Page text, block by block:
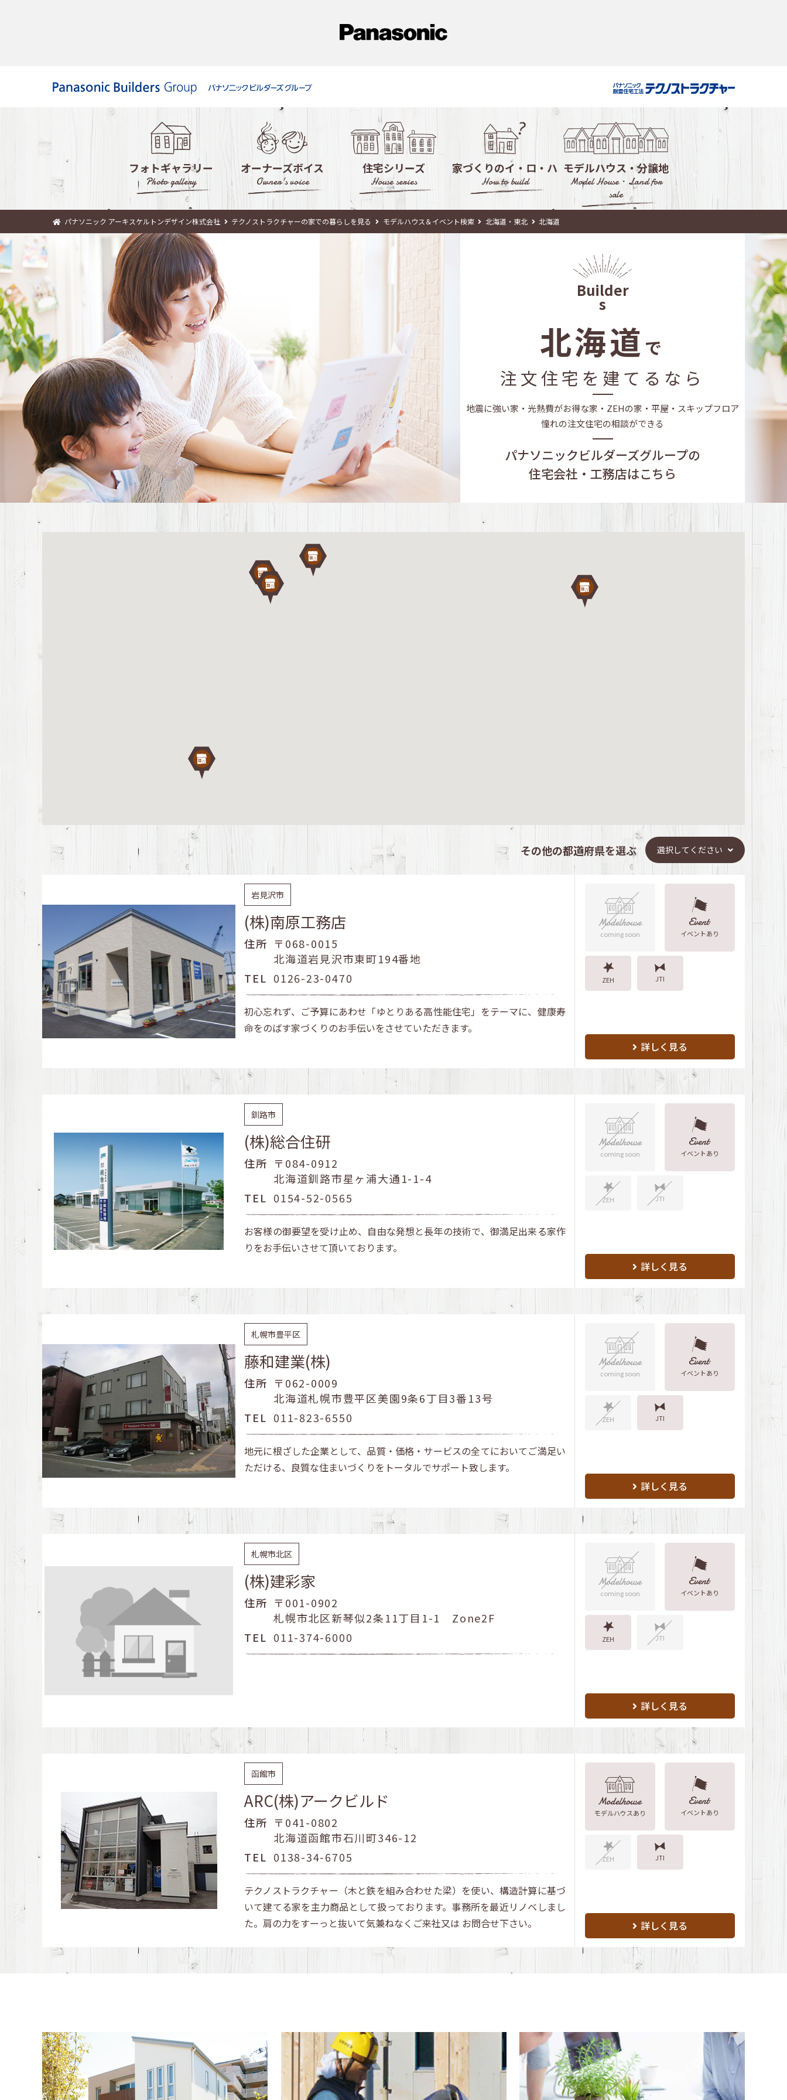
フォトギャラリー
Photo gallery
オーナーズボイス
Owner's voice
住宅シリーズ
House series
家づくりのイ・ロ・ハ
How to build
徹底活用！モデルハウス
｢転機｣への備え！｢わが家を貸す｣準備
快適のヒミツ！そのカギは「断熱」
長持ちする家！だからこそ「保証」が大事
モデルハウス・分譲地
Model House・Land for
sale
パナソニック アーキスケルトンデザイン株式会社 テクノストラクチャーの家での暮らしを見る モデルハウス＆イベント検索 北海道・東北 北海道
北海道 で
注文住宅を建てるなら
地震に強い家・光熱費がお得な家・ ZEHの家・平屋・スキップフロア
憧れの注文住宅の相談ができる
パナソニックビルダーズグループの
住宅会社・工務店はこちら
その他の都道府県を選ぶ 選択してください
岩見沢市
(株)南原工務店
住所 〒068-0015
北海道岩見沢市東町194番地
TEL 0126-23-0470
初心忘れず、ご予算にあわせ「ゆとりある高性能住宅」をテーマに、健康寿
命をのばす家づくりのお手伝いをさせていただきます。
coming soon イベントあり
ZEH JTI
詳しく見る
釧路市
(株)総合住研
住所 〒084-0912
北海道釧路市星ヶ浦大通1-1-4
TEL 0154-52-0565
お客様の御要望を受け止め、自由な発想と長年の技術で、御満足出来る家作
りをお手伝いさせて頂いております。
coming soon イベントあり
ZEH JTI
詳しく見る
札幌市豊平区
藤和建業(株)
住所 〒062-0009
北海道札幌市豊平区美園9条6丁目3番13号
TEL 011-823-6550
地元に根ざした企業として、品質・価格・サービスの全てにおいてご満足い
ただける、良質な住まいづくりをトータルでサポート致します。
coming soon イベントあり
ZEH JTI
詳しく見る
札幌市北区
(株)建彩家
住所 〒001-0902
札幌市北区新琴似2条11丁目1-1 Zone2F
TEL 011-374-6000
coming soon イベントあり
ZEH JTI
詳しく見る
函館市
ARC(株)アークビルド
住所 〒041-0802
北海道函館市石川町346-12
TEL 0138-34-6705
テクノストラクチャー（木と鉄を組み合わせた梁）を使い、構造計算に基づ
いて建てる家を主力商品として扱っております。事務所を最近リノベしまし
た。肩の力をすーっと抜いて気兼ねなくご来社又は お問合せ下さい。
モデルハウスあり イベントあり
ZEH JTI
詳しく見る